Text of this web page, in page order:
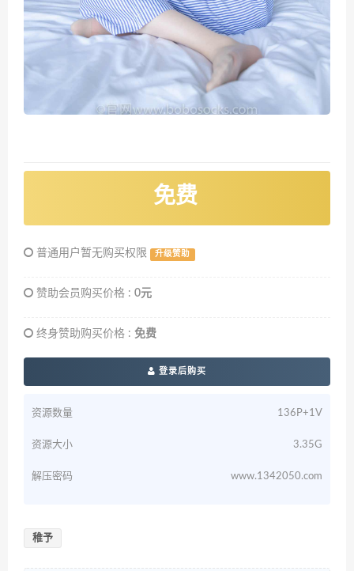
免费
普通用户暂无购买权限 升级赞助
赞助会员购买价格 : 0元
终身赞助购买价格 : 免费
登录后购买
资源数量 136P+1V
资源大小 3.35G
解压密码 www.1342050.com
稚予